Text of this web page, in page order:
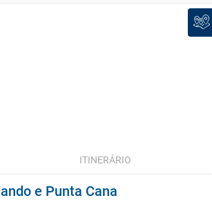
ITINERÁRIO
e Punta Cana